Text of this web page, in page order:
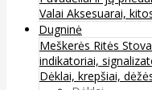
Valai Aksesuarai,
Dugninė
Meškerės Ritės
indikatoriai,
Dėklai, krepšiai,